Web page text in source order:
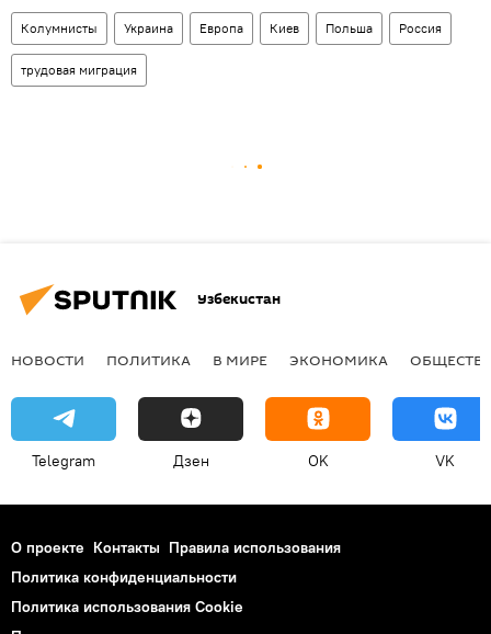
Колумнисты Украина Европа Киев Польша Россия
трудовая миграция
Узбекистан
НОВОСТИ ПОЛИТИКА В МИРЕ ЭКОНОМИКА
Telegram Дзен OK VK
О проекте Контакты Правила использования
Политика конфиденциальности
Политика использования Cookie